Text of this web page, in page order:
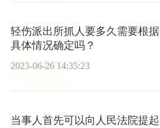
轻伤派出所抓人要多久需要根据
具体情况确定吗？
2023-06-26 14:35:23
当事人首先可以向人民法院提起